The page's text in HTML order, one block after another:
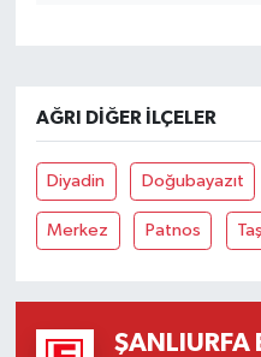
AĞRI DIĞER İLÇELER
Diyadin Doğubayazıt
Merkez Patnos
ŞANLIURFA